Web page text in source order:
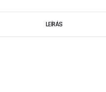
LEÍRÁS